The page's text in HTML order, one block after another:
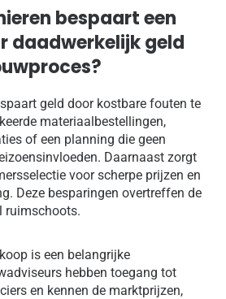
bespaart een
daadwerkelijk geld
geld door kostbare fouten te
materiaalbestellingen,
of een planning die geen
Daarnaast zorgt
voor scherpe prijzen en
Deze besparingen overtreffen de
ruimschoots.
is een belangrijke
hebben toegang tot
en kennen de marktprijzen,